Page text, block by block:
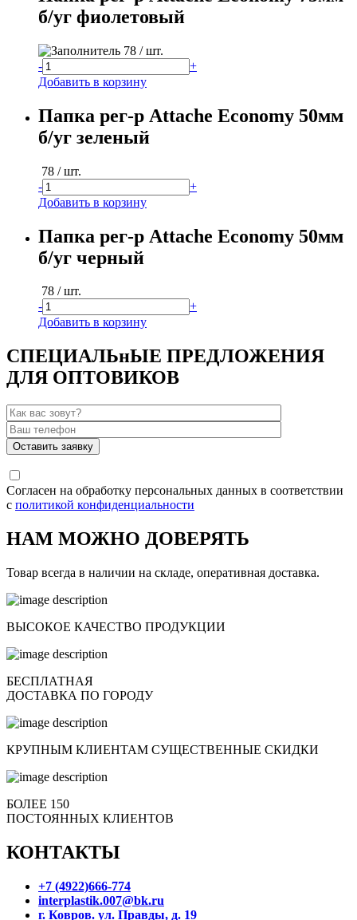
б/уг фиолетовый
78 / шт.
-
+
Добавить в корзину
Папка рег-р Attache Economy 50мм
б/уг зеленый
78 / шт.
-
+
Добавить в корзину
Папка рег-р Attache Economy 50мм
б/уг черный
78 / шт.
-
+
Добавить в корзину
СПЕЦИАЛЬнЫЕ ПРЕДЛОЖЕНИЯ
ДЛЯ ОПТОВИКОВ
Согласен на обработку персональных данных в соответствии
с политикой конфиденциальности
НАМ МОЖНО ДОВЕРЯТЬ
Товар всегда в наличии на складе, оперативная доставка.
ВЫСОКОЕ КАЧЕСТВО ПРОДУКЦИИ
БЕСПЛАТНАЯ
ДОСТАВКА ПО ГОРОДУ
КРУПНЫМ КЛИЕНТАМ СУЩЕСТВЕННЫЕ СКИДКИ
БОЛЕЕ 150
ПОСТОЯННЫХ КЛИЕНТОВ
КОНТАКТЫ
+7 (4922)666-774
interplastik.007@bk.ru
г. Ковров. ул. Правды, д. 19